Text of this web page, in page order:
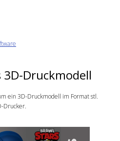
3D-Druckmodell
ein 3D-Druckmodell im Format stl.
Drucker.